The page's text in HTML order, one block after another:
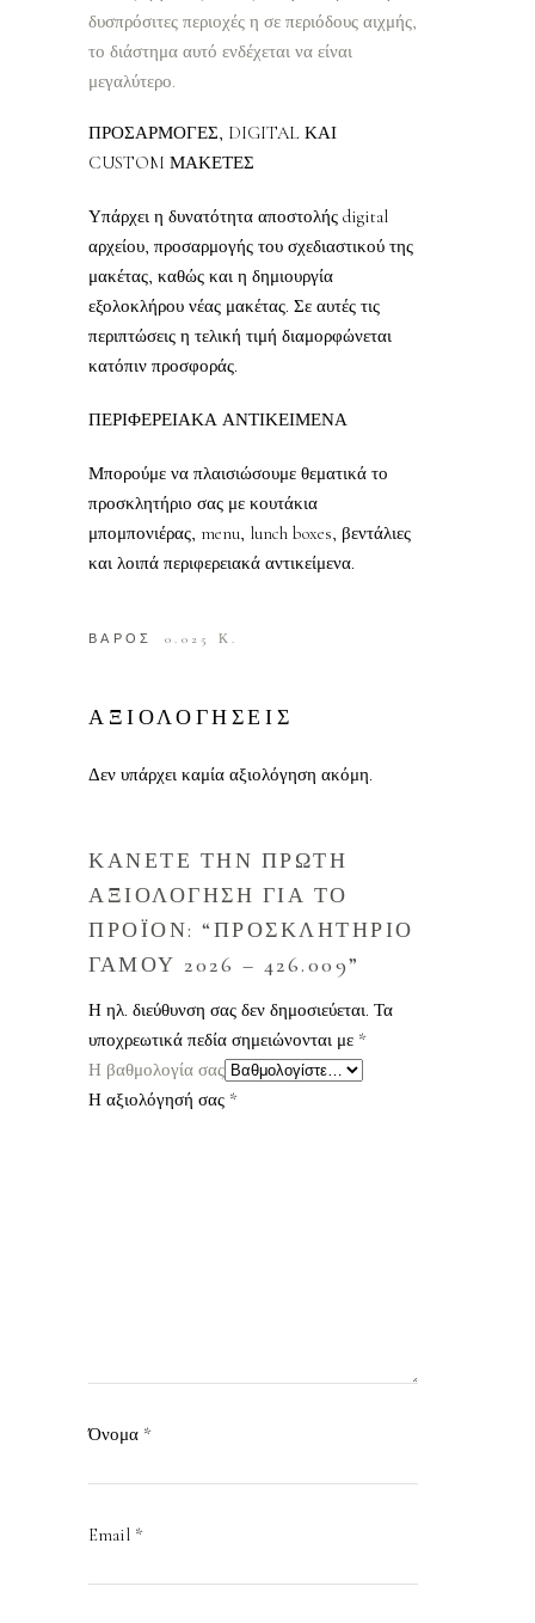
δυσπρόσιτες περιοχές η σε περιόδους αιχμής,
το διάστημα αυτό ενδέχεται να είναι
μεγαλύτερο.
ΠΡΟΣΑΡΜΟΓΕΣ, DIGITAL ΚΑΙ
CUSTOM ΜΑΚΕΤΕΣ
Υπάρχει η δυνατότητα αποστολής digital
αρχείου, προσαρμογής του σχεδιαστικού της
μακέτας, καθώς και η δημιουργία
εξολοκλήρου νέας μακέτας. Σε αυτές τις
περιπτώσεις η τελική τιμή διαμορφώνεται
κατόπιν προσφοράς.
ΠΕΡΙΦΕΡΕΙΑΚΑ ΑΝΤΙΚΕΙΜΕΝΑ
Μπορούμε να πλαισιώσουμε θεματικά το
προσκλητήριο σας με κουτάκια
μπομπονιέρας, menu, lunch boxes, βεντάλιες
και λοιπά περιφερειακά αντικείμενα.
ΒΑΡΟΣ 0.025 Κ.
ΑΞΙΟΛΟΓΗΣΕΙΣ
Δεν υπάρχει καμία αξιολόγηση ακόμη.
ΚΑΝΕΤΕ ΤΗΝ ΠΡΩΤΗ
ΑΞΙΟΛΟΓΗΣΗ ΓΙΑ ΤΟ
ΠΡΟΪΟΝ: “ΠΡΟΣΚΛΗΤΗΡΙΟ
ΓΑΜΟΥ 2026 – 426.009”
Η ηλ. διεύθυνση σας δεν δημοσιεύεται. Τα
υποχρεωτικά πεδία σημειώνονται με *
Η βαθμολογία σας
Η αξιολόγησή σας *
Όνομα *
Email *